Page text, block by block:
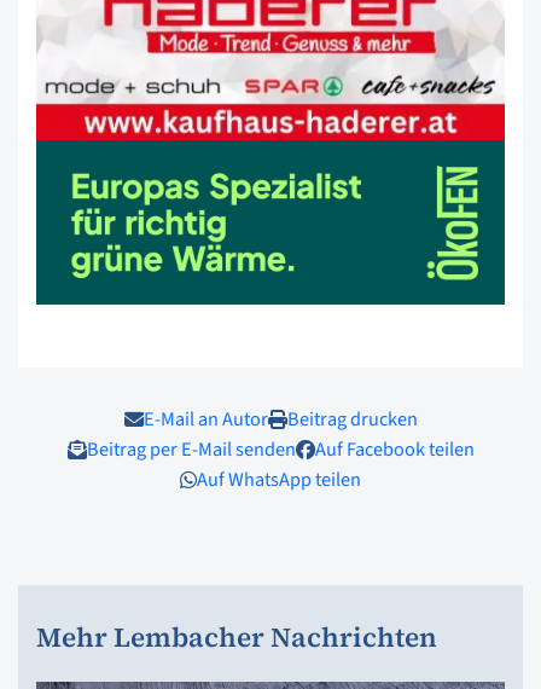
E-Mail an Autor
Beitrag drucken
Beitrag per E-Mail senden
Auf Facebook teilen
Auf WhatsApp teilen
Mehr Lembacher Nachrichten